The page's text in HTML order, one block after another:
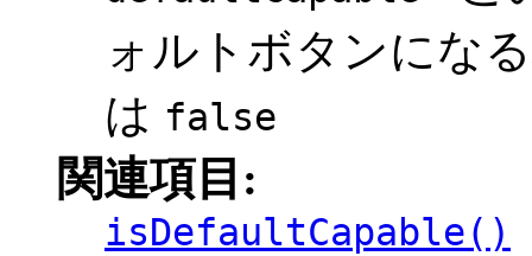
ォルトボタンにな
は false
関連項目:
isDefaultCapable()